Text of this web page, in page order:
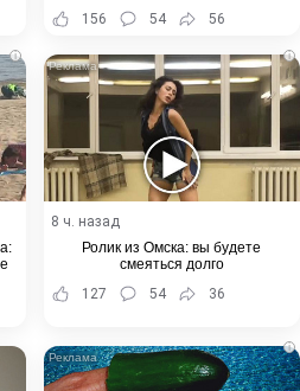
156
54 56
i i
8 ч. назад
Ролик из Омска: вы будете
смеяться долго
127
54 36
i